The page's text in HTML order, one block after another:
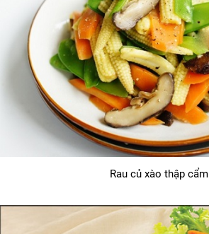
Rau củ xào thập cẩm